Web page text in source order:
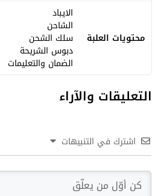
محتويات العلبة
الايباد
الشاحن
سلك الشحن
دبوس الشريحة
الضمان والتعليمات
التعليقات والآراء
اشترك في التنبيهات